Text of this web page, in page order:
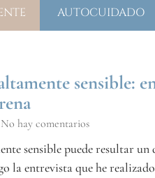
AUTOCUIDADO
sensible:
No hay comentarios
sensible puede resultar
la entrevista que he